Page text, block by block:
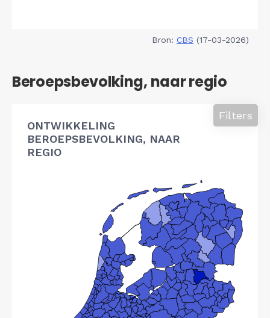
Bron: CBS (17-03-2026)
Beroepsbevolking, naar regio
ONTWIKKELING
BEROEPSBEVOLKING, NAAR
REGIO
Filters